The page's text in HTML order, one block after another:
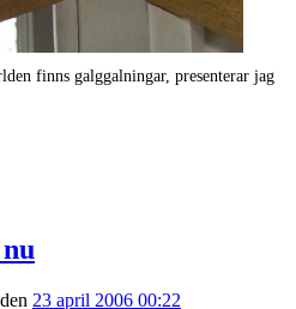
finns galggalningar, presenterar jag
den 23 april 2006 00:22